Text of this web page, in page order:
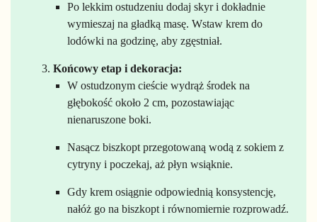
Po lekkim ostudzeniu dodaj skyr i dokładnie
wymieszaj na gładką masę. Wstaw krem do
lodówki na godzinę, aby zgęstniał.
Końcowy etap i dekoracja:
W ostudzonym cieście wydrąż środek na
głębokość około 2 cm, pozostawiając
nienaruszone boki.
Nasącz biszkopt przegotowaną wodą z sokiem z
cytryny i poczekaj, aż płyn wsiąknie.
Gdy krem osiągnie odpowiednią konsystencję,
nałóż go na biszkopt i równomiernie rozprowadź.